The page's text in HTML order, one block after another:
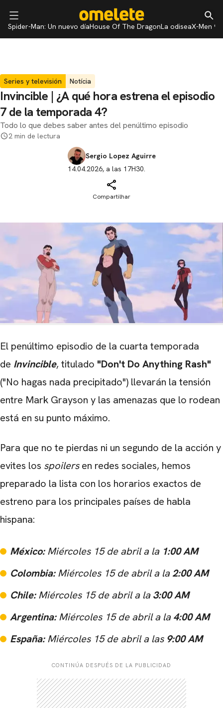
Spider-Man: Un nuevo díaHouse Of The DragonLa odiseaX-Men 97
Series y televisión Notícia
Invincible | ¿A qué hora estrena el episodio
7 de la temporada 4?
Todo lo que debes saber antes del penúltimo episodio
2 min de lectura
Sergio Lopez Aguirre
14.04.2026, a las 17H30.
Compartilhar
El penúltimo episodio de la cuarta temporada
de Invincible, titulado "Don't Do Anything Rash"
("No hagas nada precipitado") llevarán la tensión
entre Mark Grayson y las amenazas que lo rodean
está en su punto máximo.
Para que no te pierdas ni un segundo de la acción y
evites los spoilersen redes sociales, hemos
preparado la lista con los horarios exactos de
estreno para los principales países de habla
hispana:
México:Miércoles 15 de abril a la 1:00 AM
Colombia:Miércoles 15 de abril a la2:00 AM
Chile:Miércoles 15 de abril a la3:00 AM
Argentina:Miércoles 15 de abril a la4:00 AM
España:Miércoles 15 de abril a las 9:00 AM
CONTINÚA DESPUÉS DE LA PUBLICIDAD